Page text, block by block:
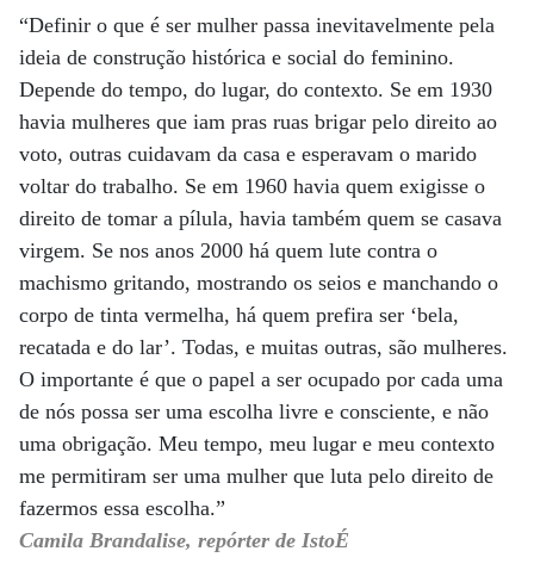
“Definir o que é ser mulher passa inevitavelmente pela
ideia de construção histórica e social do feminino.
Depende do tempo, do lugar, do contexto. Se em 1930
havia mulheres que iam pras ruas brigar pelo direito ao
voto, outras cuidavam da casa e esperavam o marido
voltar do trabalho. Se em 1960 havia quem exigisse o
direito de tomar a pílula, havia também quem se casava
virgem. Se nos anos 2000 há quem lute contra o
machismo gritando, mostrando os seios e manchando o
corpo de tinta vermelha, há quem prefira ser ‘bela,
recatada e do lar’. Todas, e muitas outras, são mulheres.
O importante é que o papel a ser ocupado por cada uma
de nós possa ser uma escolha livre e consciente, e não
uma obrigação. Meu tempo, meu lugar e meu contexto
me permitiram ser uma mulher que luta pelo direito de
fazermos essa escolha.”
Camila Brandalise, repórter de IstoÉ